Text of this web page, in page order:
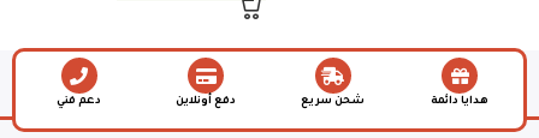
هدايا دائمة شحن سريع دفع أونلاين دعم فني